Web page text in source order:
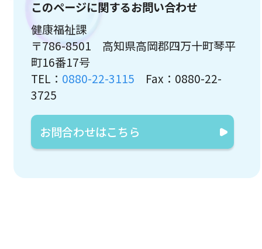
このページに関するお問い合わせ
健康福祉課
〒786-8501 高知県高岡郡四万十町琴平
町16番17号
TEL： 0880-22-3115 Fax：0880-22-
3725
お問合わせはこちら